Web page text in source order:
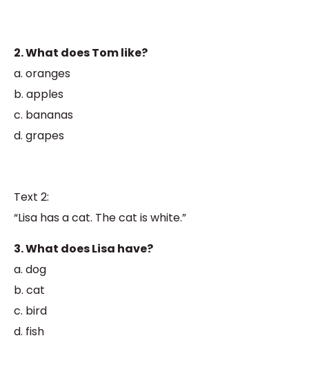
2. What does Tom like?
a. oranges
b. apples
c. bananas
d. grapes
Text 2:
“Lisa has a cat. The cat is white.”
3. What does Lisa have?
a. dog
b. cat
c. bird
d. fish